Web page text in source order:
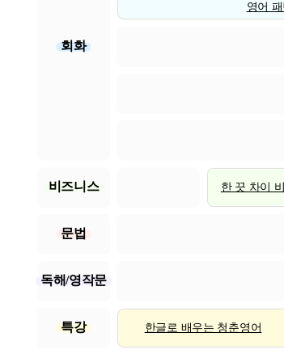
회화
영어
비즈니스 한 끗 차이
문법
독해/영작문
특강 한글로 배우는 청춘영어